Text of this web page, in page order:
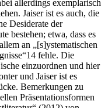
allerdings exemplarisch
Jaiser ist es auch, die
Desiderate der
bestehen; etwa, dass es
an „[s]ystematischen
14 fehle. Die
einzuordnen und hier
und Jaiser ist es
Bemerkungen zu
Präsentationsformen